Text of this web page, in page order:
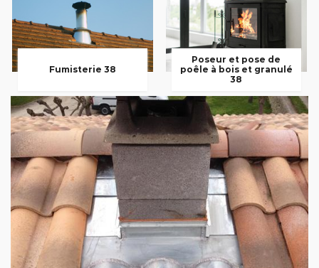
Fumisterie 38
Poseur et pose de
poêle à bois et granulé
38